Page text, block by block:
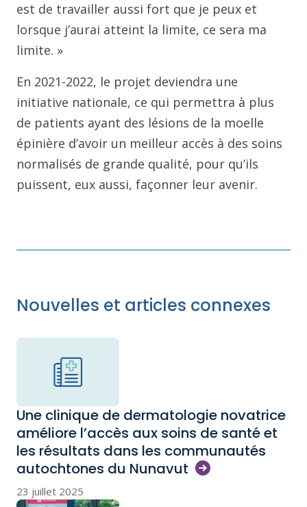
est de travailler aussi fort que je peux et
lorsque j’aurai atteint la limite, ce sera ma
limite. »
En 2021-2022, le projet deviendra une
initiative nationale, ce qui permettra à plus
de patients ayant des lésions de la moelle
épinière d’avoir un meilleur accès à des soins
normalisés de grande qualité, pour qu’ils
puissent, eux aussi, façonner leur avenir.
Nouvelles et articles connexes
Une clinique de dermatologie novatrice
améliore l’accès aux soins de santé et
les résultats dans les communautés
autochtones du Nunavut
23 juillet 2025